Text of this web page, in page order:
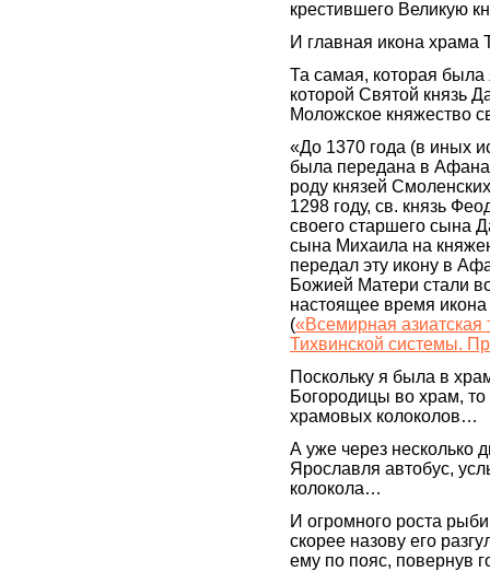
крестившего Великую
И главная икона
Та самая, которая
которой Святой князь
Моложское княжество
«До 1370 года (в иных
была передана в
роду князей
1298 году, св. князь
своего старшего сына
сына Михаила на
передал эту икону в
Божией Матери стали
настоящее время икона
(«Всемирная азиатская
Тихвинской системы.
Поскольку я была в
Богородицы во храм,
храмовых колоколов…
А уже через несколько
Ярославля автобус,
колокола…
И огромного роста
скорее назову его
ему по пояс, повернув